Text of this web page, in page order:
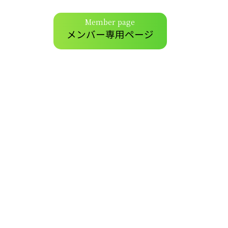
Member page
メンバー専用ページ